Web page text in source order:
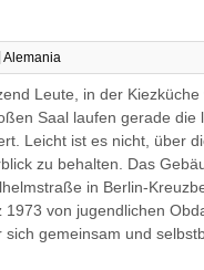
Alemania
Leute, in der Kiezküche
Saal laufen gerade die
Leicht ist es nicht, über
zu behalten. Das
in Berlin-
von jugendlichen
gemeinsam und